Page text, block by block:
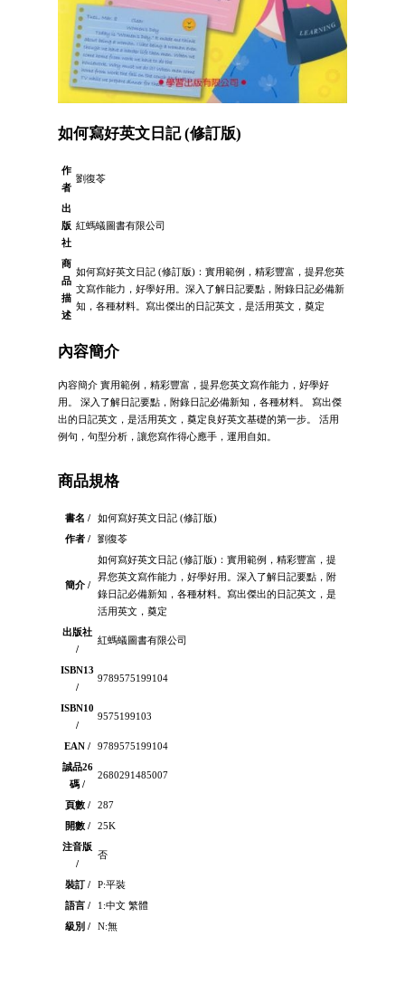
如何寫好英文日記 (修訂版)
作
者
劉復苓
出
版
社
紅螞蟻圖書有限公司
商
品
描
述
如何寫好英文日記 (修訂版)：實用範例，精彩豐富，提昇您英
文寫作能力，好學好用。深入了解日記要點，附錄日記必備新
知，各種材料。寫出傑出的日記英文，是活用英文，奠定
內容簡介
內容簡介 實用範例，精彩豐富，提昇您英文寫作能力，好學好
用。 深入了解日記要點，附錄日記必備新知，各種材料。 寫出傑
出的日記英文，是活用英文，奠定良好英文基礎的第一步。 活用
例句，句型分析，讓您寫作得心應手，運用自如。
商品規格
書名 /
如何寫好英文日記 (修訂版)
作者 /
劉復苓
簡介 /
如何寫好英文日記 (修訂版)：實用範例，精彩豐富，提
昇您英文寫作能力，好學好用。深入了解日記要點，附
錄日記必備新知，各種材料。寫出傑出的日記英文，是
活用英文，奠定
出版社
/
紅螞蟻圖書有限公司
ISBN13
/
9789575199104
ISBN10
/
9575199103
EAN /
9789575199104
誠品26
碼 /
2680291485007
頁數 /
287
開數 /
25K
注音版
/
否
裝訂 /
P:平裝
語言 /
1:中文 繁體
級別 /
N:無